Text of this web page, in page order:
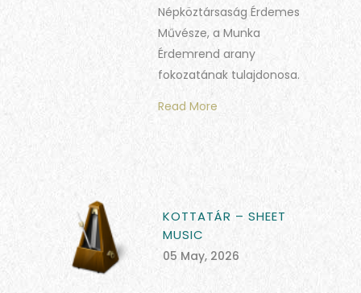
Népköztársaság Érdemes
Művésze, a Munka
Érdemrend arany
fokozatának tulajdonosa.
Read More
KOTTATÁR – SHEET
MUSIC
05 May, 2026